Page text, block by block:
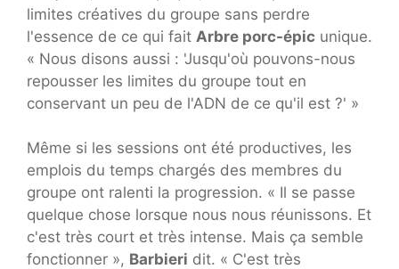
limites créatives du groupe sans perdre
l'essence de ce qui fait Arbre porc-épic unique.
« Nous disons aussi : 'Jusqu'où pouvons-nous
repousser les limites du groupe tout en
conservant un peu de l'ADN de ce qu'il est ?' »
Même si les sessions ont été productives, les
emplois du temps chargés des membres du
groupe ont ralenti la progression. « Il se passe
quelque chose lorsque nous nous réunissons. Et
c'est très court et très intense. Mais ça semble
fonctionner », Barbieri dit. « C'est très